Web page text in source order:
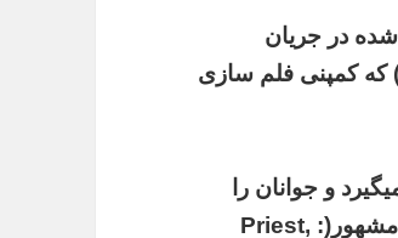
در جریان
کمپنی فلم سازی
و جوانان را
اموزش میدهد . رضا در مدت کم در ساختن سه فلم بنامهای مشهور(: Priest,